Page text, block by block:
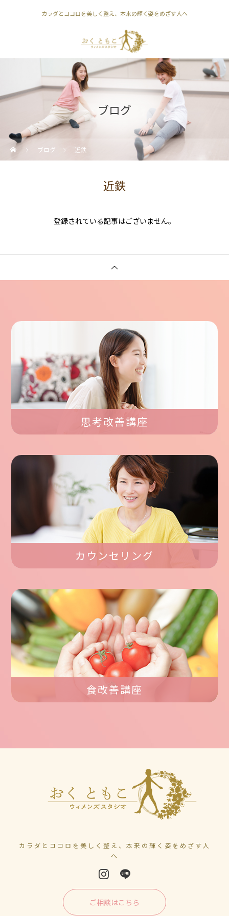
カラダとココロを美しく整え、本来の輝く姿をめざす人へ
ブログ
ブログ 近鉄
近鉄
登録されている記事はございません。
思考改善講座
カウンセリング
食改善講座
カラダとココロを美しく整え、本来の輝く姿をめざす人
へ
ご相談はこちら